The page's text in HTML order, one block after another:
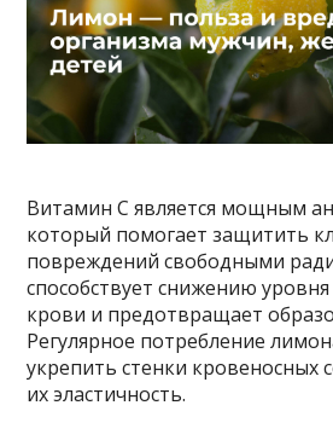
Витамин C является мощным
который помогает защитить
повреждений свободными
способствует снижению
крови и предотвращает
Регулярное потребление
укрепить стенки кровеносных
их эластичность.